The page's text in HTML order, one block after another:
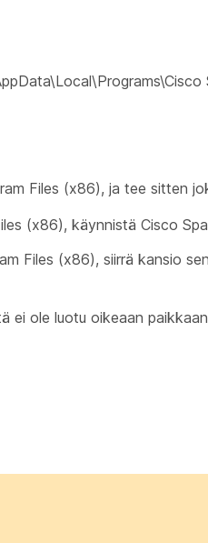
Files (x86), ja tee sitten
(x86), käynnistä Cisco
Files (x86), siirrä kansio
ei ole luotu oikeaan